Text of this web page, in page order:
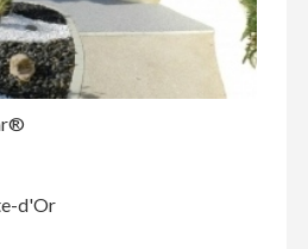
d'Or